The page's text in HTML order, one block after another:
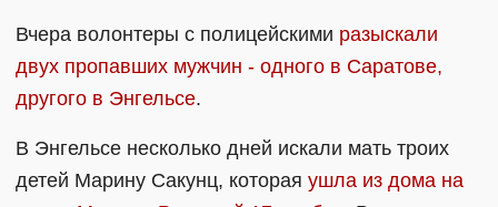
Вчера волонтеры с полицейскими разыскали
двух пропавших мужчин - одного в Саратове,
другого в Энгельсе.
В Энгельсе несколько дней искали мать троих
детей Марину Сакунц, которая ушла из дома на